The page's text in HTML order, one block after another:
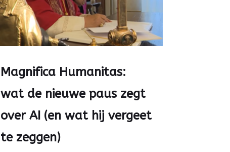
Magnifica Humanitas:
wat de nieuwe paus zegt
over AI (en wat hij vergeet
te zeggen)